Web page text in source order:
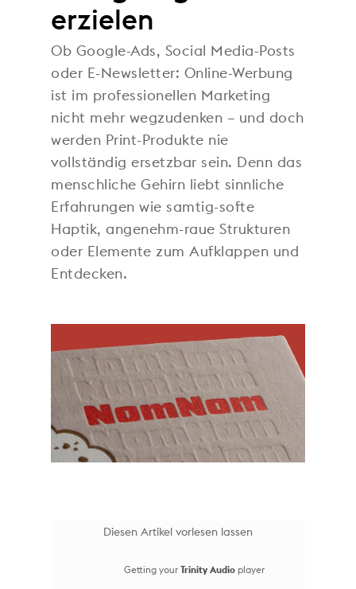
erzielen
Ob Google-Ads, Social Media-Posts
oder E-Newsletter: Online-Werbung
ist im professionellen Marketing
nicht mehr wegzudenken – und doch
werden Print-Produkte nie
vollständig ersetzbar sein. Denn das
menschliche Gehirn liebt sinnliche
Erfahrungen wie samtig-softe
Haptik, angenehm-raue Strukturen
oder Elemente zum Aufklappen und
Entdecken.
Diesen Artikel vorlesen lassen
Getting your Trinity Audio player